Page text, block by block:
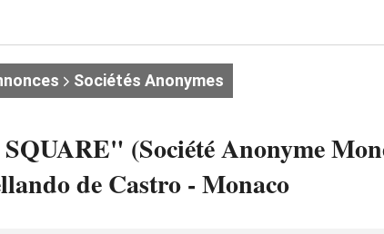
Sociétés Anonymes
(Société Anonyme
de Castro - Monaco